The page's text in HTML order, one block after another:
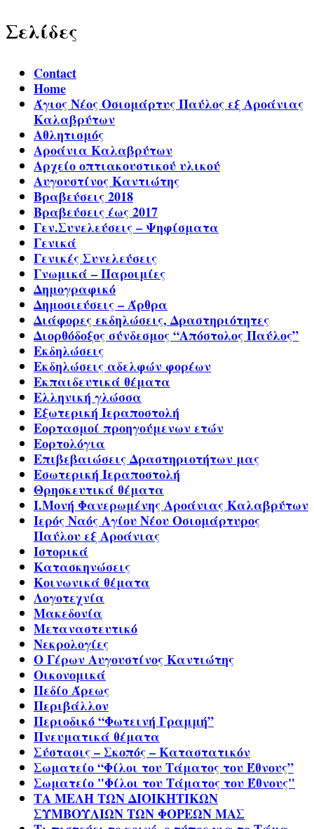
Σελίδες
Contact
Home
Άγιος Νέος Οσιομάρτυς Παύλος εξ Αροάνιας
Καλαβρύτων
Αθλητισμός
Αροάνια Καλαβρύτων
Αρχείο οπτιακουστικού υλικού
Αυγουστίνος Καντιώτης
Βραβεύσεις 2018
Βραβεύσεις έως 2017
Γεν.Συνελεύσεις – Ψηφίσματα
Γενικά
Γενικές Συνελεύσεις
Γνωμικά – Παροιμίες
Δημογραφικό
Δημοσιεύσεις – Άρθρα
Διάφορες εκδηλώσεις, Δραστηριότητες
Διορθόδοξος σύνδεσμος “Απόστολος Παύλος”
Εκδηλώσεις
Εκδηλώσεις αδελφών φορέων
Εκπαιδευτικά θέματα
Ελληνική γλώσσα
Εξωτερική Ιεραποστολή
Εορτασμοί προηγούμενων ετών
Εορτολόγια
Επιβεβαιώσεις Δραστηριοτήτων μας
Εσωτερική Ιεραποστολή
Θρησκευτικά θέματα
Ι.Μονή Φανερωμένης Αροάνιας Καλαβρύτων
Ιερός Ναός Αγίου Νέου Οσιομάρτυρος
Παύλου εξ Αροάνιας
Ιστορικά
Κατασκηνώσεις
Κοινωνικά θέματα
Λογοτεχνία
Μακεδονία
Μεταναστευτικό
Νεκρολογίες
Ο Γέρων Αυγουστίνος Καντιώτης
Οικονομικά
Πεδίο Άρεως
Περιβάλλον
Περιοδικό “Φωτεινή Γραμμή”
Πνευματικά θέματα
Σύστασις – Σκοπός – Καταστατικόν
Σωματείο “Φίλοι του Τάματος του Έθνους”
Σωματείο "Φίλοι του Τάματος του Έθνους"
ΤΑ ΜΕΛΗ ΤΩΝ ΔΙΟΙΚΗΤΙΚΩΝ
ΣΥΜΒΟΥΛΙΩΝ ΤΩΝ ΦΟΡΕΩΝ ΜΑΣ